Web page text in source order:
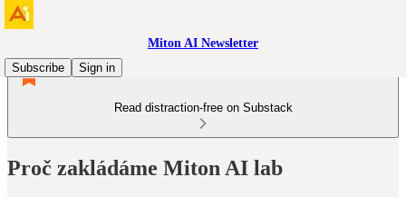
Miton AI Newsletter
Subscribe
Sign in
Read distraction-free on Substack
Proč zakládáme Miton AI lab